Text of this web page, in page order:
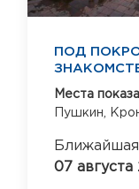
ПОД
Места
Пушкин,
07 августа